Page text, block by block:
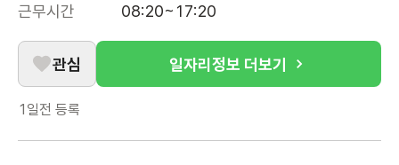
근무시간
08:20~17:20
관심 일자리정보 더보기
1일전 등록